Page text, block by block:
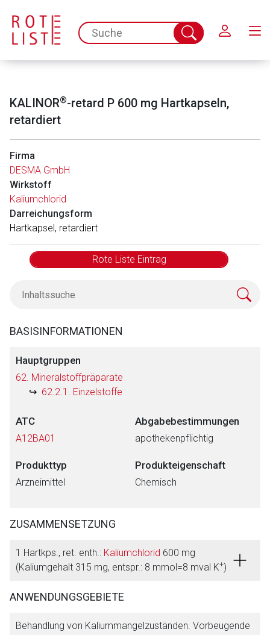
spc.search.input.placeholder
Suche
abschicken
KALINOR®-retard P 600 mg Hartkapseln,
retardiert
Firma
DESMA GmbH
Wirkstoff
Kaliumchlorid
Darreichungsform
Hartkapsel, retardiert
Rote Liste Eintrag
BASISINFORMATIONEN
Hauptgruppen
62. Mineralstoffpräparate
62.2.1. Einzelstoffe
ATC
A12BA01
Abgabebestimmungen
apothekenpflichtig
Produkttyp
Arzneimittel
Produkteigenschaft
Chemisch
ZUSAMMENSETZUNG
1 Hartkps., ret. enth.: Kaliumchlorid 600 mg
(Kaliumgehalt 315 mg, entspr.: 8 mmol=8 mval K+)
ANWENDUNGSGEBIETE
Behandlung von Kaliummangelzuständen. Vorbeugende